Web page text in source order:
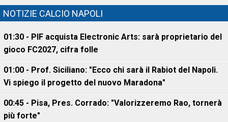
NOTIZIE CALCIO NAPOLI
01:30 - PIF acquista Electronic Arts: sarà proprietario del
gioco FC2027, cifra folle
01:00 - Prof. Siciliano: "Ecco chi sarà il Rabiot del Napoli.
Vi spiego il progetto del nuovo Maradona"
00:45 - Pisa, Pres. Corrado: "Valorizzeremo Rao, tornerà
più forte"